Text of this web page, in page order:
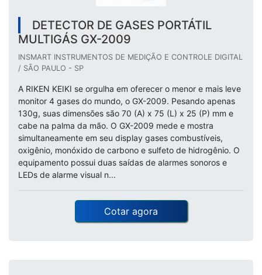
DETECTOR DE GASES PORTÁTIL
MULTIGÁS GX-2009
INSMART INSTRUMENTOS DE MEDIÇÃO E CONTROLE DIGITAL
/ SÃO PAULO - SP
A RIKEN KEIKI se orgulha em oferecer o menor e mais leve
monitor 4 gases do mundo, o GX-2009. Pesando apenas
130g, suas dimensões são 70 (A) x 75 (L) x 25 (P) mm e
cabe na palma da mão. O GX-2009 mede e mostra
simultaneamente em seu display gases combustíveis,
oxigênio, monóxido de carbono e sulfeto de hidrogênio. O
equipamento possui duas saídas de alarmes sonoros e
LEDs de alarme visual n...
Cotar agora